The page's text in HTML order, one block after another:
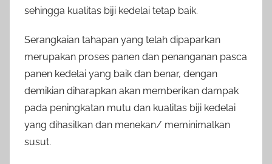
sehingga kualitas biji kedelai tetap baik.
Serangkaian tahapan yang telah dipaparkan
merupakan proses panen dan penanganan pasca
panen kedelai yang baik dan benar, dengan
demikian diharapkan akan memberikan dampak
pada peningkatan mutu dan kualitas biji kedelai
yang dihasilkan dan menekan/ meminimalkan
susut.